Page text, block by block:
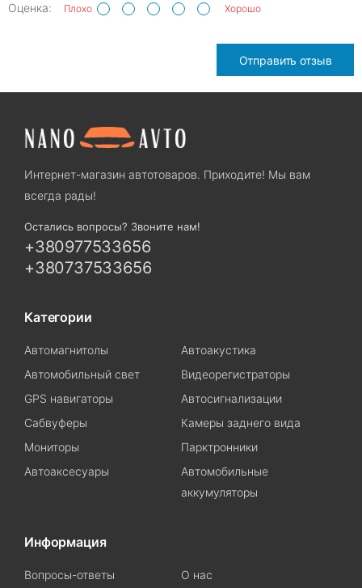
Оценка: Плохо Хорошо
Отправить отзыв
Интернет-магазин автотоваров. Приходите! Мы вам
всегда рады!
Остались вопросы? Звоните нам!
+380977533656
+380737533656
Категории
Автомагнитолы
Автоакустика
Автомобильный свет
Видеорегистраторы
GPS навигаторы
Автосигнализации
Сабвуферы
Камеры заднего вида
Мониторы
Парктронники
Автоаксесуары
Автомобильные
аккумуляторы
Информация
Вопросы-ответы О нас